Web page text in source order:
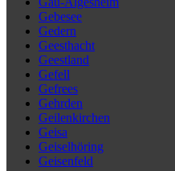
Gebesee
Gedern
Geesthacht
Geestland
Gefell
Gefrees
Gehrden
Geilenkirchen
Geisa
Geiselhöring
Geisenfeld